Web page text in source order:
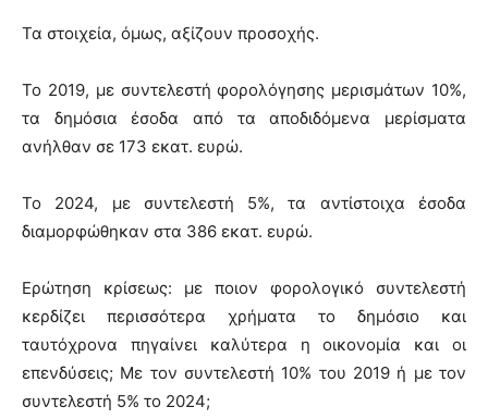
Τα στοιχεία, όμως, αξίζουν προσοχής.
Το 2019, με συντελεστή φορολόγησης μερισμάτων 10%,
τα δημόσια έσοδα από τα αποδιδόμενα μερίσματα
ανήλθαν σε 173 εκατ. ευρώ.
Το 2024, με συντελεστή 5%, τα αντίστοιχα έσοδα
διαμορφώθηκαν στα 386 εκατ. ευρώ.
Ερώτηση κρίσεως: με ποιον φορολογικό συντελεστή
κερδίζει περισσότερα χρήματα το δημόσιο και
ταυτόχρονα πηγαίνει καλύτερα η οικονομία και οι
επενδύσεις; Με τον συντελεστή 10% του 2019 ή με τον
συντελεστή 5% το 2024;